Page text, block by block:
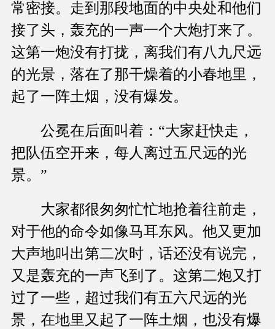
常密接。走到那段地面的中央处和他们
接了头，轰充的一声一个大炮打来了。
这第一炮没有打拢，离我们有八九尺远
的光景，落在了那干燥着的小春地里，
起了一阵土烟，没有爆发。
公冕在后面叫着：“大家赶快走，
把队伍空开来，每人离过五尺远的光
景。”
大家都很匆匆忙忙地抢着往前走，
对于他的命令如像马耳东风。他又更加
大声地叫出第二次时，话还没有说完，
又是轰充的一声飞到了。这第二炮又打
过了一些，超过我们有五六尺远的光
景，在地里又起了一阵土烟，也没有爆